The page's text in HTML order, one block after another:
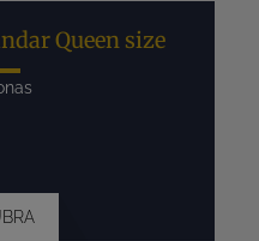
Queen size